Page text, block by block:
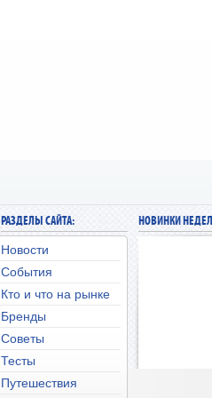
РАЗДЕЛЫ САЙТА:
Новости
События
Кто и что на рынке
Бренды
Советы
Тесты
Путешествия
НОВИНКИ